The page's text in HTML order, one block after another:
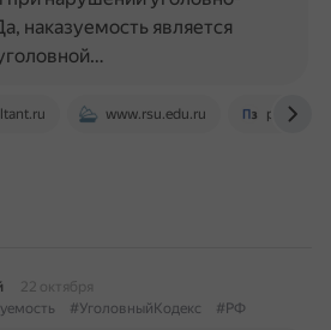
www.rsu.edu.ru
наказуемость является
22 октября
#УголовныйКодекс #РФ